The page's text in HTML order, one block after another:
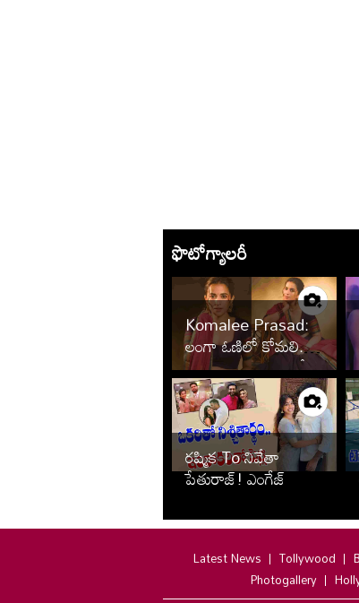
ఫొటోగ్యాలరీ
Komalee Prasad:
లంగా ఓణిలో కోమలి..
ఎంత అందంగా ఉందో!
రష్మిక To నివేతా
పేతురాజ్! ఎంగేజ్
ఆపేసిన స్టార్స్ వీరే
Latest News Tollywood
Photogallery